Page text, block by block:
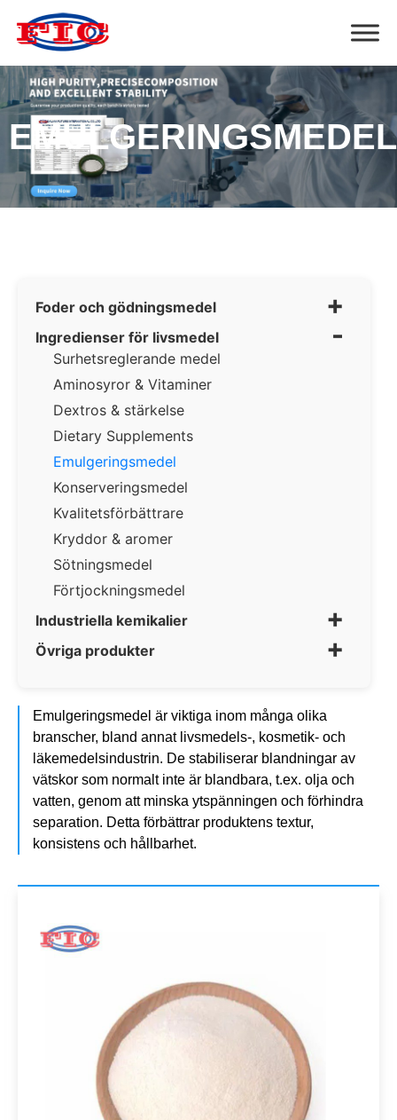
EMULGERINGSMEDEL
Foder och gödningsmedel +
Ingredienser för livsmedel -
Surhetsreglerande medel
Aminosyror & Vitaminer
Dextros & stärkelse
Dietary Supplements
Emulgeringsmedel
Konserveringsmedel
Kvalitetsförbättrare
Kryddor & aromer
Sötningsmedel
Förtjockningsmedel
Industriella kemikalier
+
Övriga produkter +
Emulgeringsmedel är viktiga inom många olika
branscher, bland annat livsmedels-, kosmetik- och
läkemedelsindustrin. De stabiliserar blandningar av
vätskor som normalt inte är blandbara, t.ex. olja och
vatten, genom att minska ytspänningen och förhindra
separation. Detta förbättrar produktens textur,
konsistens och hållbarhet.